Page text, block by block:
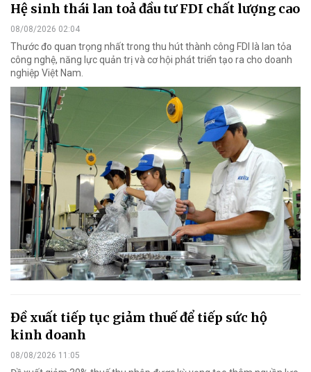
Hệ sinh thái lan toả đầu tư FDI chất lượng cao
08/08/2026 02:04
Thước đo quan trọng nhất trong thu hút thành công FDI là lan tỏa
công nghệ, năng lực quản trị và cơ hội phát triển tạo ra cho doanh
nghiệp Việt Nam.
Đề xuất tiếp tục giảm thuế để tiếp sức hộ
kinh doanh
08/08/2026 11:05